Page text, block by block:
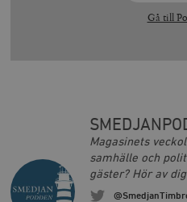
Gå till
Magasinets
samhälle och
gäster? Hör av